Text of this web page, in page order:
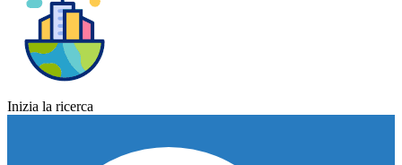
Inizia la ricerca